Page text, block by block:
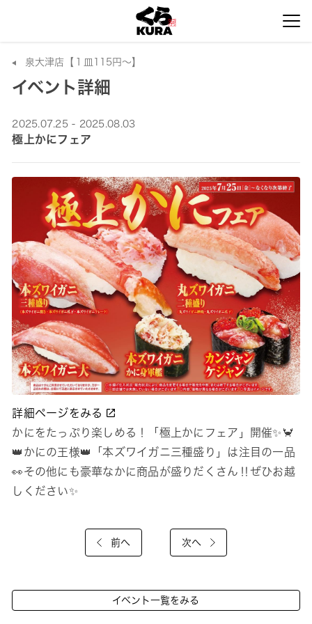
泉大津店【１皿115円～】
イベント詳細
2025.07.25 - 2025.08.03
極上かにフェア
詳細ページをみる
かにをたっぷり楽しめる！「極上かにフェア」開催✨🦀
👑かにの王様👑「本ズワイガニ三種盛り」は注目の一品
👀その他にも豪華なかに商品が盛りだくさん‼ぜひお越
しください✨
前へ 次へ
イベント一覧をみる